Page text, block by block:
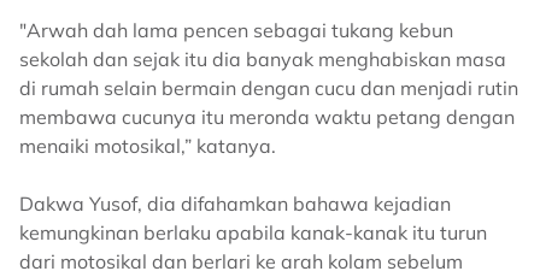
"Arwah dah lama pencen sebagai tukang kebun
sekolah dan sejak itu dia banyak menghabiskan masa
di rumah selain bermain dengan cucu dan menjadi rutin
membawa cucunya itu meronda waktu petang dengan
menaiki motosikal,” katanya.
Dakwa Yusof, dia difahamkan bahawa kejadian
kemungkinan berlaku apabila kanak-kanak itu turun
dari motosikal dan berlari ke arah kolam sebelum